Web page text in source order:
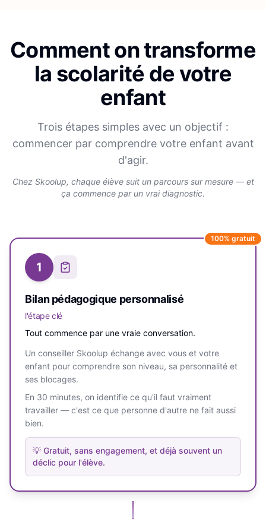
Comment on transforme
la scolarité de votre
enfant
Trois étapes simples avec un objectif :
commencer par comprendre votre enfant avant
d'agir.
Chez Skoolup, chaque élève suit un parcours sur mesure — et
ça commence par un vrai diagnostic.
100% gratuit
1
Bilan pédagogique personnalisé
l'étape clé
Tout commence par une vraie conversation.
Un conseiller Skoolup échange avec vous et votre
enfant pour comprendre son niveau, sa personnalité et
ses blocages.
En 30 minutes, on identifie ce qu'il faut vraiment
travailler — c'est ce que personne d'autre ne fait aussi
bien.
💡 Gratuit, sans engagement, et déjà souvent un
déclic pour l'élève.